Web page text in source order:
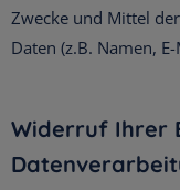
Zwecke und Mittel
Daten (z.B. Namen,
Widerruf Ihrer